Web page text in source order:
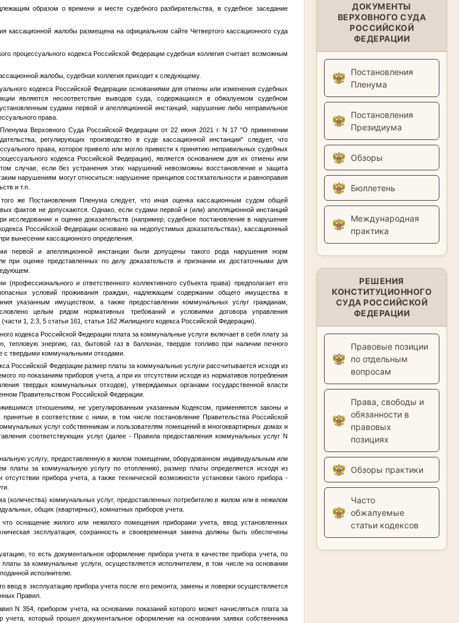
ДОКУМЕНТЫ
ВЕРХОВНОГО СУДА
РОССИЙСКОЙ
ФЕДЕРАЦИИ
Постановления
Пленума
Постановления
Президиума
Обзоры
Бюллетень
Международная
практика
РЕШЕНИЯ
КОНСТИТУЦИОННОГО
СУДА РОССИЙСКОЙ
ФЕДЕРАЦИИ
Правовые позиции
по отдельным
вопросам
Права, свободы и
обязанности в
правовых
позициях
Обзоры практики
Часто
обжалуемые
статьи кодексов
образом о времени и месте судебного разбирательства, в судебное заседание
кассационной жалобы размещена на официальном сайте Четвертого кассационного суда
процессуального кодекса Российской Федерации судебная коллегия считает возможным
жалобы, судебная коллегия приходит к следующему.
кодекса Российской Федерации основаниями для отмены или изменения судебных
являются несоответствие выводов суда, содержащихся в обжалуемом судебном
судами первой и апелляционной инстанций, нарушение либо неправильное
права.
Пленума Верховного Суда Российской Федерации от 22 июня 2021 г. N 17 "О применении
регулирующих производство в суде кассационной инстанции" следует, что
права, которое привело или могло привести к принятию неправильных судебных
кодекса Российской Федерации), является основанием для их отмены или
случае, если без устранения этих нарушений невозможны восстановление и защита
нарушениям могут относиться: нарушение принципов состязательности и равноправия
и т.п.
же Постановления Пленума следует, что иная оценка кассационным судом общей
фактов не допускаются. Однако, если судами первой и (или) апелляционной инстанций
исследовании и оценке доказательств (например, судебное постановление в нарушение
Российской Федерации основано на недопустимых доказательствах), кассационный
вынесении кассационного определения.
первой и апелляционной инстанции были допущены такого рода нарушения норм
при оценке представленных по делу доказательств и признании их достаточными для
и ответственного коллективного субъекта права) предполагает его
условий проживания граждан, надлежащем содержании общего имущества в
указанным имуществом, а также предоставлении коммунальных услуг гражданам,
целым рядом нормативных требований и условиями договора управления
1, 2.3, 5 статьи 161, статья 162 Жилищного кодекса Российской Федерации).
кодекса Российской Федерации плата за коммунальные услуги включает в себя плату за
тепловую энергию, газ, бытовой газ в баллонах, твердое топливо при наличии печного
с твердыми коммунальными отходами.
Российской Федерации размер платы за коммунальные услуги рассчитывается исходя из
по показаниям приборов учета, а при их отсутствии исходя из нормативов потребления
твердых коммунальных отходов), утверждаемых органами государственной власти
Правительством Российской Федерации.
отношениям, не урегулированным указанным Кодексом, применяются законы и
в соответствии с ними, в том числе постановление Правительства Российской
услуг собственникам и пользователям помещений в многоквартирных домах и
соответствующих услуг (далее - Правила предоставления коммунальных услуг N
услугу, предоставленную в жилом помещении, оборудованном индивидуальным или
платы за коммунальную услугу по отоплению), размер платы определяется исходя из
прибора учета, а также технической возможности установки такого прибора -
(количества) коммунальных услуг, предоставленных потребителю в жилом или в нежилом
общих (квартирных), комнатных приборов учета.
оснащение жилого или нежилого помещения приборами учета, ввод установленных
эксплуатация, сохранность и своевременная замена должны быть обеспечены
то есть документальное оформление прибора учета в качестве прибора учета, по
платы за коммунальные услуги, осуществляется исполнителем, в том числе на основании
исполнителю.
ввод в эксплуатацию прибора учета после его ремонта, замены и поверки осуществляется
Правил.
N 354, прибором учета, на основании показаний которого может начисляться плата за
учета, который прошел документальное оформление на основании заявки собственника